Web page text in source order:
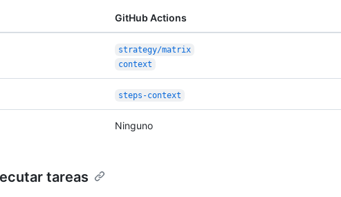
GitHub Actions
strategy/matrix
context
steps-context
Ninguno
tareas